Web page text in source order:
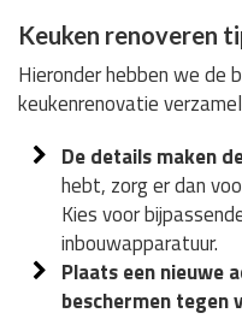
Keuken renoveren
Hieronder hebben we de
keukenrenovatie
De details maken
hebt, zorg er dan
Kies voor
inbouwapparatuur.
Plaats een nieuwe
beschermen tegen